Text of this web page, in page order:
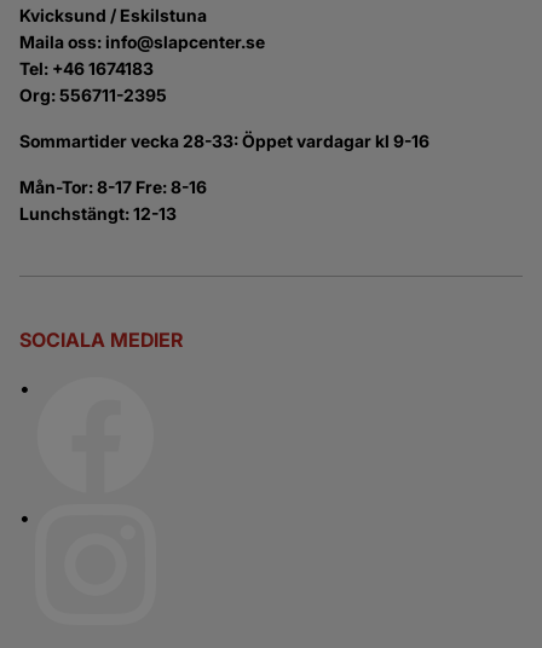
Kvicksund / Eskilstuna
Maila oss: info@slapcenter.se
Tel: +46 1674183
Org: 556711-2395
Sommartider vecka 28-33: Öppet vardagar kl 9-16
Mån-Tor: 8-17 Fre: 8-16
Lunchstängt: 12-13
SOCIALA MEDIER